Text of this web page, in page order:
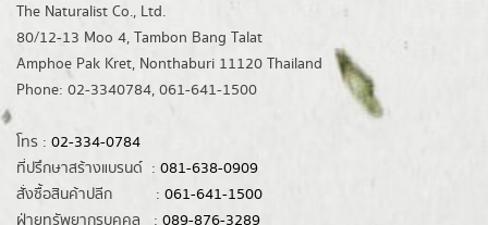
The Naturalist Co., Ltd.
80/12-13 Moo 4, Tambon Bang Talat
Amphoe Pak Kret, Nonthaburi 11120 Thailand
Phone: 02-3340784, 061-641-1500
โทร : 02-334-0784
ที่ปรึกษาสร้างแบรนด์ : 081-638-0909
สั่งซื้อสินค้าปลีก : 061-641-1500
ฝ่ายทรัพยากรบุคคล : 089-876-3289